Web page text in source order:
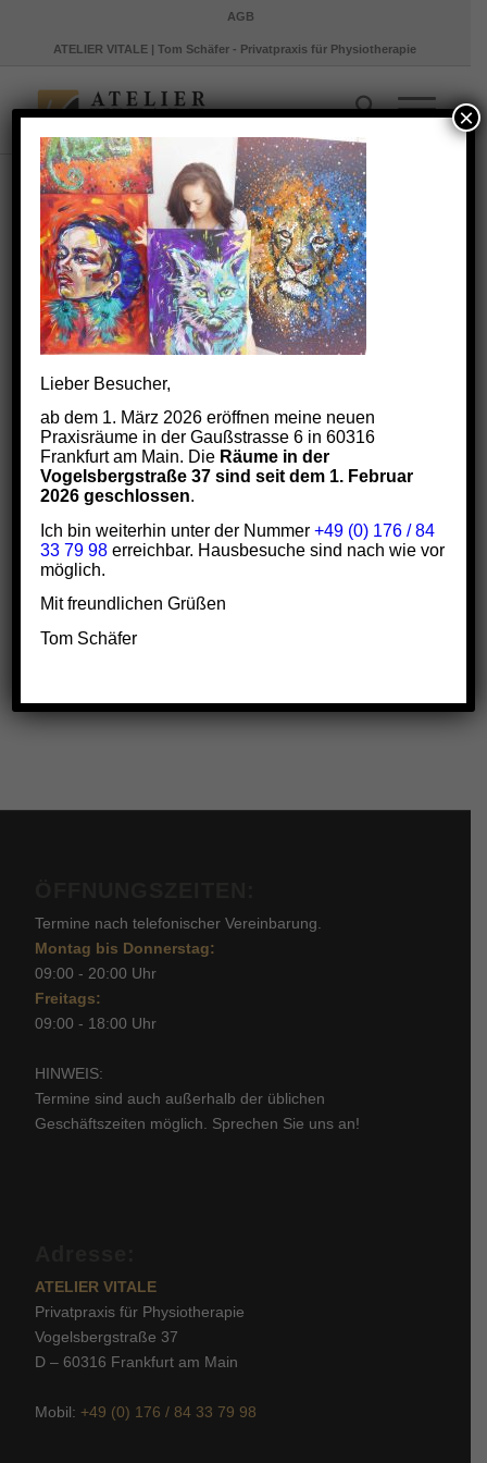
AGB
ATELIER VITALE | Tom Schäfer - Privatpraxis für Physiotherapie
ANY01
11. Oktober 2018 / vonMarkus Scholz
Eintrag teilen
Termine nach telefonischer Vereinbarung.
Montag bis Donnerstag:
09:00 - 20:00 Uhr
Freitags:
09:00 - 18:00 Uhr
HINWEIS:
Termine sind auch außerhalb der üblichen
Geschäftszeiten möglich. Sprechen Sie uns an!
ATELIER VITALE
Privatpraxis für Physiotherapie
Vogelsbergstraße 37
D – 60316 Frankfurt am Main
Mobil:+49 (0) 176 / 84 33 79 98
Lieber Besucher,
ab dem 1. März 2026 eröffnen meine neuen
Praxisräume in der Gaußstrasse 6 in 60316
Frankfurt am Main. Die Räume in der
Vogelsbergstraße 37 sind seit dem 1. Februar
2026 geschlossen.
Ich bin weiterhin unter der Nummer+49 (0) 176 / 84
33 79 98 erreichbar. Hausbesuche sind nach wie vor
möglich.
Mit freundlichen Grüßen
Tom Schäfer
×